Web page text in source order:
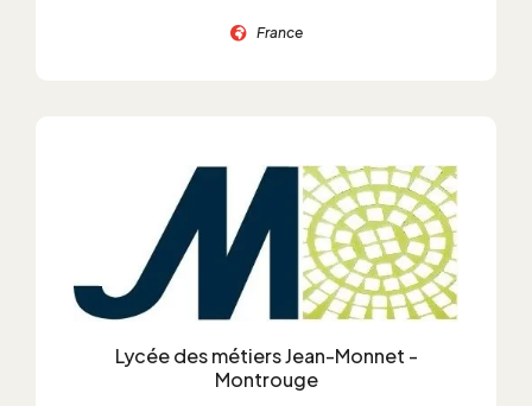
France
Lycée des métiers Jean-Monnet -
Montrouge